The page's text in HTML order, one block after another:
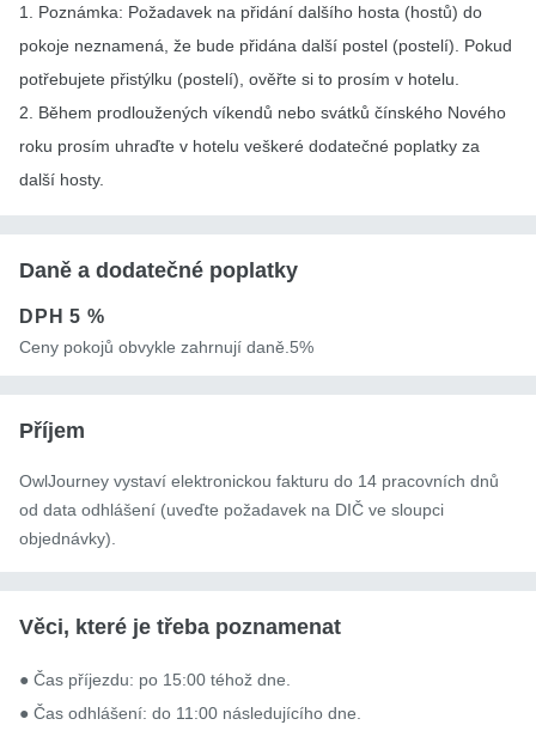
1. Poznámka: Požadavek na přidání dalšího hosta (hostů) do
pokoje neznamená, že bude přidána další postel (postelí). Pokud
potřebujete přistýlku (postelí), ověřte si to prosím v hotelu.
2. Během prodloužených víkendů nebo svátků čínského Nového
roku prosím uhraďte v hotelu veškeré dodatečné poplatky za
další hosty.
Daně a dodatečné poplatky
DPH5 %
Ceny pokojů obvykle zahrnují daně.5%
Příjem
OwlJourney vystaví elektronickou fakturu do 14 pracovních dnů
od data odhlášení (uveďte požadavek na DIČ ve sloupci
objednávky).
Věci, které je třeba poznamenat
● Čas příjezdu: po 15:00 téhož dne.
● Čas odhlášení: do 11:00 následujícího dne.